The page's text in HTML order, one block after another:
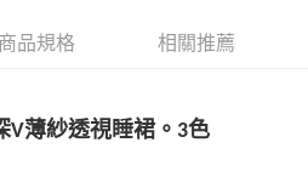
商品規格 相關推薦
V薄紗透視睡裙。3色